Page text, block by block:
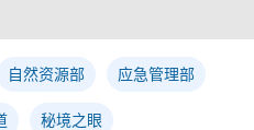
自然资源部 应急管理部
秘境之眼